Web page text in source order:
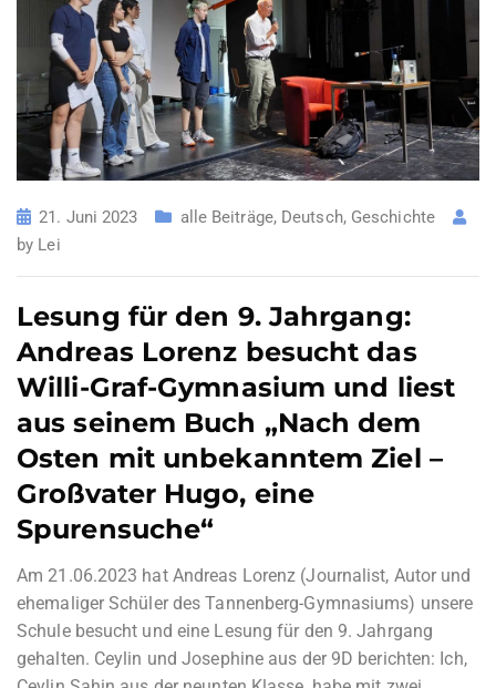
21. Juni 2023 alle Beiträge, Deutsch, Geschichte
by Lei
Lesung für den 9. Jahrgang:
Andreas Lorenz besucht das
Willi-Graf-Gymnasium und liest
aus seinem Buch „Nach dem
Osten mit unbekanntem Ziel –
Großvater Hugo, eine
Spurensuche“
Am 21.06.2023 hat Andreas Lorenz (Journalist, Autor und
ehemaliger Schüler des Tannenberg-Gymnasiums) unsere
Schule besucht und eine Lesung für den 9. Jahrgang
gehalten. Ceylin und Josephine aus der 9D berichten: Ich,